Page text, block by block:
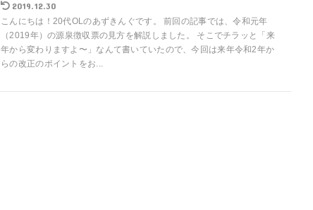
2019.12.30
こんにちは！20代OLのあずきんぐです。 前回の記事では、令和元年
（2019年）の源泉徴収票の見方を解説しました。 そこでチラッと「来
年から変わりますよ〜」なんて書いていたので、今回は来年令和2年か
らの改正のポイントをお...